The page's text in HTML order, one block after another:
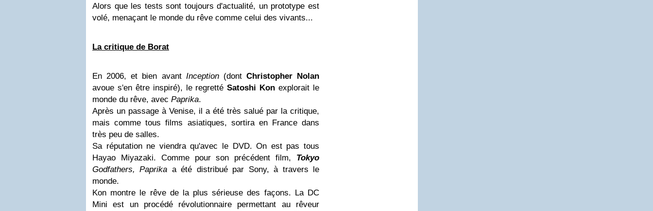
Alors que les tests sont toujours d'actualité, un prototype est
volé, menaçant le monde du rêve comme celui des vivants...
La critique de Borat
En 2006, et bien avant Inception(dont Christopher Nolan
avoue s'en être inspiré), le regrettéSatoshi Kon explorait le
monde du rêve, avec Paprika.
Après un passage à Venise, il a été très salué par la critique,
mais comme tous films asiatiques, sortira en France dans
très peu de salles.
Sa réputation ne viendra qu'avec le DVD. On est pas tous
Hayao Miyazaki. Comme pour son précédent film, Tokyo
Godfathers, Paprika a été distribué par Sony, à travers le
monde.
Kon montre le rêve de la plus sérieuse des façons. La DC
Mini est un procédé révolutionnaire permettant au rêveur